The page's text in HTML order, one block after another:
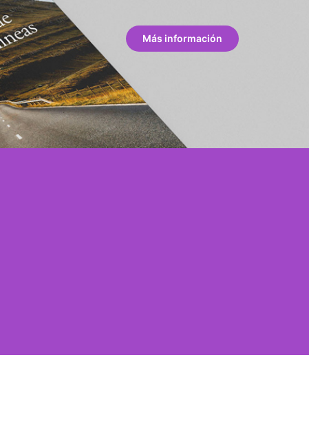
Más información